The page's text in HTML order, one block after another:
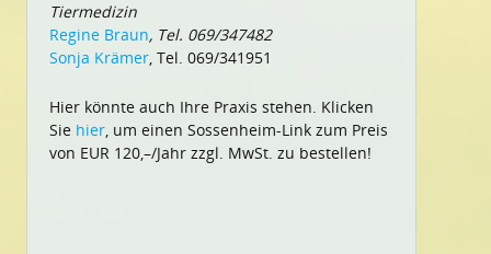
Tiermedizin
Regine Braun, Tel. 069/347482
Sonja Krämer, Tel. 069/341951
Hier könnte auch Ihre Praxis stehen. Klicken
Sie hier, um einen Sossenheim-Link zum Preis
von EUR 120,–/Jahr zzgl. MwSt. zu bestellen!